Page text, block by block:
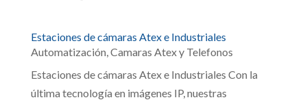
Estaciones de cámaras Atex e Industriales
Automatización,Camaras Atex y Telefonos
Estaciones de cámaras Atex e Industriales Con la
última tecnología en imágenes IP, nuestras